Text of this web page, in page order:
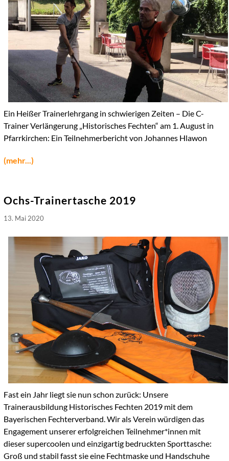
Ein Heißer Trainerlehrgang in schwierigen Zeiten – Die C-
Trainer Verlängerung „Historisches Fechten“ am 1. August in
Pfarrkirchen: Ein Teilnehmerbericht von Johannes Hlawon
(mehr...)
Ochs-Trainertasche 2019
13. Mai 2020
Fast ein Jahr liegt sie nun schon zurück: Unsere
Trainerausbildung Historisches Fechten 2019 mit dem
Bayerischen Fechterverband. Wir als Verein würdigen das
Engagement unserer erfolgreichen Teilnehmer*innen mit
dieser supercoolen und einzigartig bedruckten Sporttasche:
Groß und stabil fasst sie eine Fechtmaske und Handschuhe